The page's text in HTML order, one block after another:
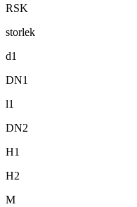
RSK
storlek
d1
DN1
l1
DN2
H1
H2
M